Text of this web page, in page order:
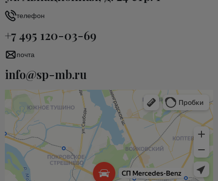
телефон
+7 495 120-03-69
почта
info@sp-mb.ru